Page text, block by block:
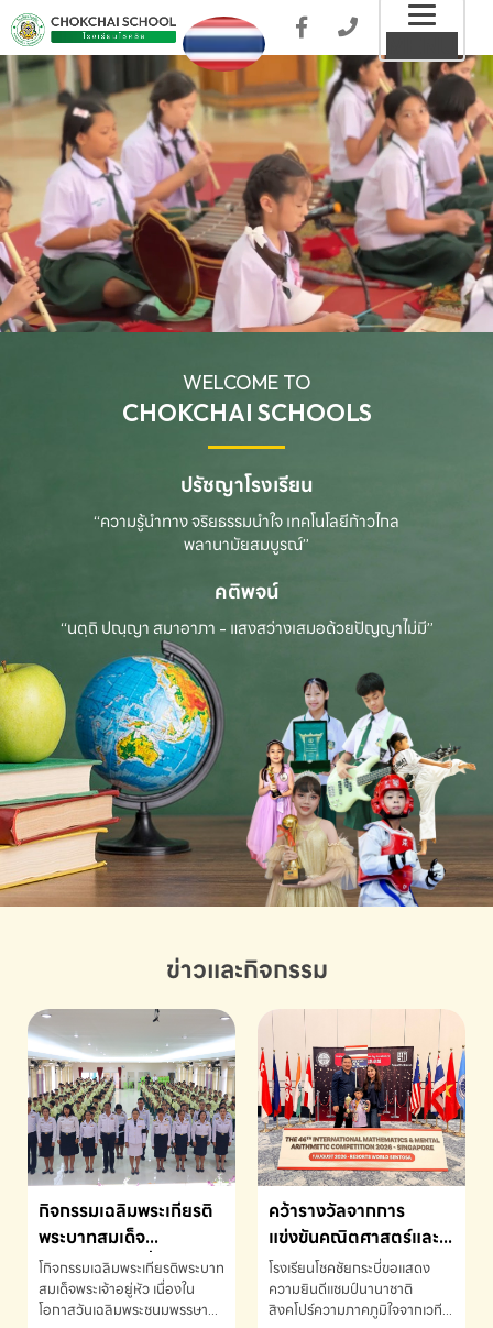
WELCOME TO
CHOKCHAI SCHOOLS
ปรัชญาโรงเรียน
“ความรู้นำทาง จริยธรรมนำใจ เทคโนโลยีก้าวไกล
พลานามัยสมบูรณ์”
คติพจน์
“นตฺถิ ปณฺญา สมาอาภา - แสงสว่างเสมอด้วยปัญญาไม่มี”
ข่าวและกิจกรรม
กิจกรรมเฉลิมพระเกียรติ
พระบาทสมเด็จ
พระเจ้าอยู่หัว เนื่องใน
โอกาสวันเฉลิม
พระชนมพรรษา
โกิจกรรมเฉลิมพระเกียรติพระบาท
สมเด็จพระเจ้าอยู่หัว เนื่องใน
โอกาสวันเฉลิมพระชนมพรรษา
คว้ารางวัลจากการ
แข่งขันคณิตศาสตร์และ
คณิตคิดเร็วนานาชาติ
ครั้งที่ 46 ประจำปี 2569
ณ ประเทศสิงคโปร์
โรงเรียนโชคชัยกระบี่ขอแสดง
ความยินดีแชมป์นานาชาติ
สิงคโปร์ความภาคภูมิใจจากเวที